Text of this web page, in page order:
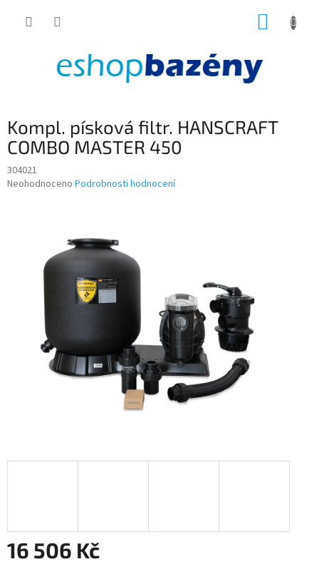
Kompl. písková filtr. HANSCRAFT
COMBO MASTER 450
304021
Průměrné
hvězdiček.
Neohodnoceno Podrobnosti hodnocení
16 506 Kč